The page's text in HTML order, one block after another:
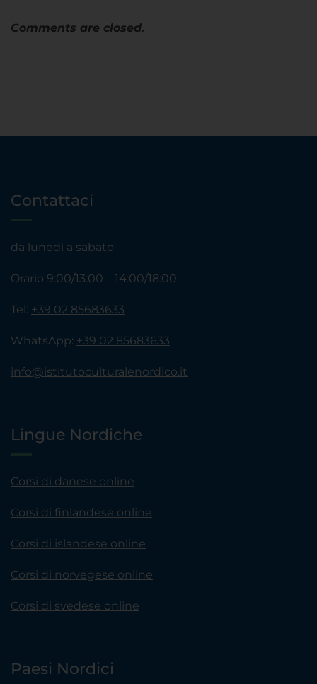
Comments are closed.
Contattaci
da lunedì a sabato
Orario 9:00/13:00 – 14:00/18:00
Tel: +39 02 85683633
WhatsApp: +39 02 85683633
info@istitutoculturalenordico.it
Lingue Nordiche
Corsi di danese online
Corsi di finlandese online
Corsi di islandese online
Corsi di norvegese online
Corsi di svedese online
Paesi Nordici